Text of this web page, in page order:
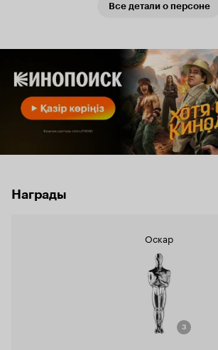
Все детали о персоне
Награды
Оскар
3